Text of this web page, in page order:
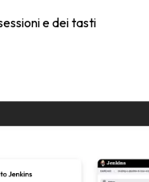
e dei tasti